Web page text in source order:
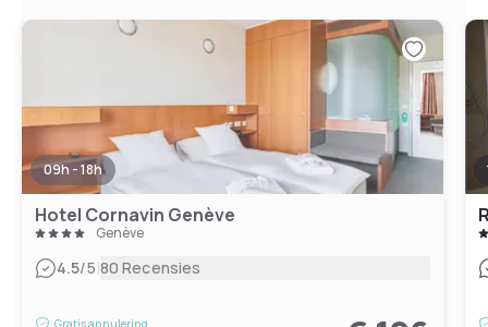
09h - 18h
Hotel Cornavin Genève
Genève
4.5/5|80 Recensies
Gratis annulering